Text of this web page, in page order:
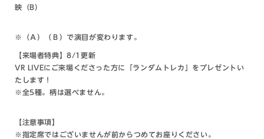
映（B）
※（Ａ）（Ｂ）で演目が変わります。
【来場者特典】8/1更新
VR LIVEにご来場くださった方に「ランダムトレカ」をプレゼントい
たします！
※全5種。柄は選べません。
【注意事項】
※指定席ではございませんが前からつめてお座りください。